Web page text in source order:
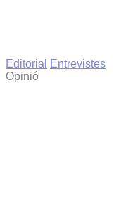
Editorial
Entrevistes
Opinió